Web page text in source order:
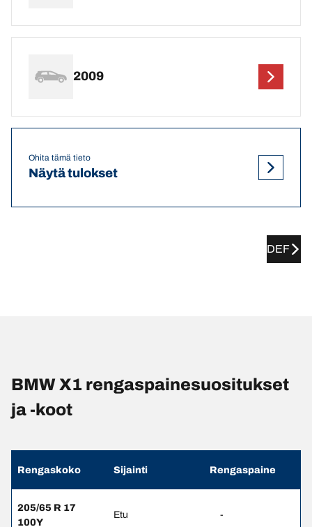
2009
Ohita tämä tieto
Näytä tulokset
DEF
BMW X1 rengaspainesuositukset
ja -koot
Rengaskoko Sijainti Rengaspaine
205/65 R 17
100Y
Etu -